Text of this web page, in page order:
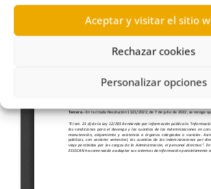
Aceptar y visitar el sitio
Rechazar cookies
Personalizar opciones